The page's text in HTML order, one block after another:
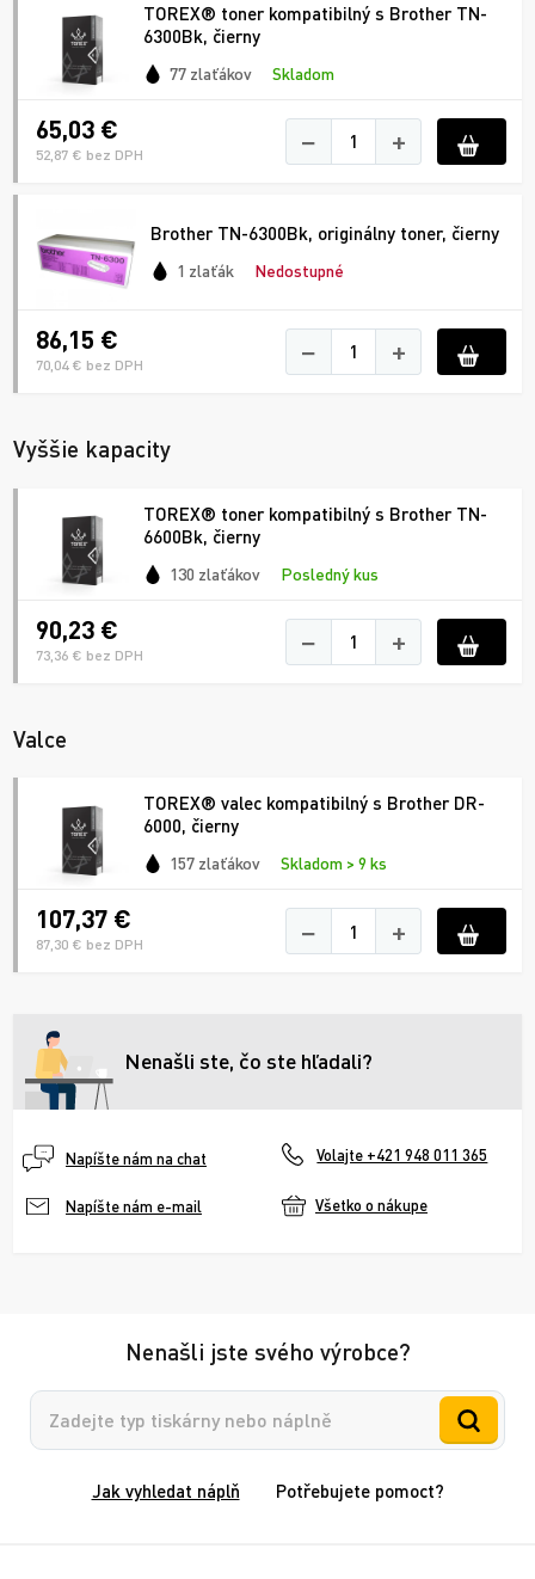
TOREX® toner kompatibilný s Brother TN-
6300Bk, čierny
77 zlaťákov Skladom
65,03 €
52,87 € bez DPH − +
Brother TN-6300Bk, originálny toner, čierny
1 zlaťák Nedostupné
86,15 €
70,04 € bez DPH − +
Vyššie kapacity
TOREX® toner kompatibilný s Brother TN-
6600Bk, čierny
130 zlaťákov Posledný kus
90,23 €
73,36 € bez DPH − +
Valce
TOREX® valec kompatibilný s Brother DR-
6000, čierny
157 zlaťákov Skladom > 9 ks
107,37 €
87,30 € bez DPH − +
Nenašli ste, čo ste hľadali?
Napíšte nám na chat Volajte +421 948 011 365
Napíšte nám e-mail Všetko o nákupe
Nenašli jste svého výrobce?
Vyhledávání
Jak vyhledat náplň Potřebujete pomoct?